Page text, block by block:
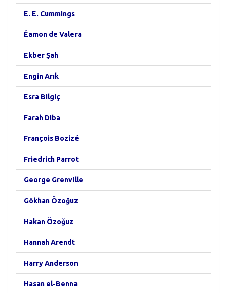
E. E. Cummings
Éamon de Valera
Ekber Şah
Engin Arık
Esra Bilgiç
Farah Diba
François Bozizé
Friedrich Parrot
George Grenville
Gökhan Özoğuz
Hakan Özoğuz
Hannah Arendt
Harry Anderson
Hasan el-Benna